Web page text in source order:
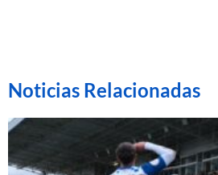
Noticias Relacionadas